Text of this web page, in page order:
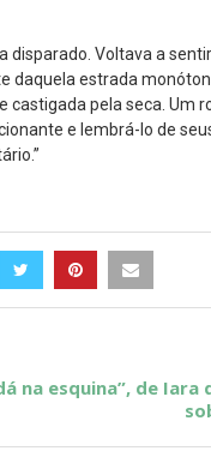
disparado. Voltava a
daquela estrada
castigada pela seca. Um
e lembrá-lo de
na esquina”, de